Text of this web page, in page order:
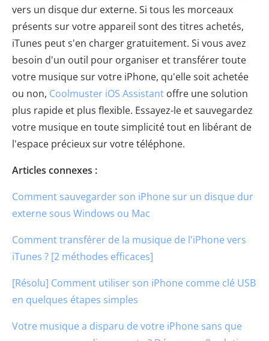
vers un disque dur externe. Si tous les morceaux
présents sur votre appareil sont des titres achetés,
iTunes peut s'en charger gratuitement. Si vous avez
besoin d'un outil pour organiser et transférer toute
votre musique sur votre iPhone, qu'elle soit achetée
ou non, Coolmuster iOS Assistant offre une solution
plus rapide et plus flexible. Essayez-le et sauvegardez
votre musique en toute simplicité tout en libérant de
l'espace précieux sur votre téléphone.
Articles connexes :
Comment sauvegarder son iPhone sur un disque dur
externe sous Windows ou Mac
Comment transférer de la musique de l'iPhone vers
iTunes ? [2 méthodes efficaces]
[Résolu] Comment utiliser son iPhone comme clé USB
en quelques étapes simples
Votre musique a disparu de votre iPhone sans que